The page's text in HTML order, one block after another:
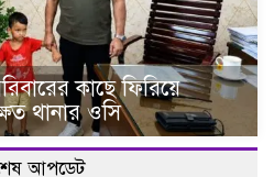
কাছে ফিরিয়ে
থানার ওসি
আপডেট